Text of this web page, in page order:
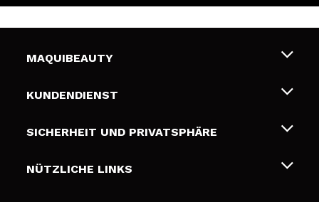
MAQUIBEAUTY
Über uns
Geschenkkarten
KUNDENDIENST
Liefer- und Versandkosten
Zahlung
SICHERHEIT UND PRIVATSPHÄRE
Bedingungen und Datenschutz
NÜTZLICHE LINKS